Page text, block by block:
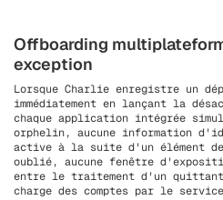
Offboarding
exception
Lorsque Charlie enregistre un
immédiatement en lançant la
chaque application intégrée
orphelin, aucune information
active à la suite d'un élément
oublié, aucune fenêtre
entre le traitement d'un
charge des comptes par le